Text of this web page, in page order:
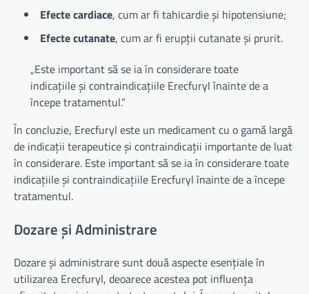
Efecte cardiace, cum ar fi tahicardie și hipotensiune;
Efecte cutanate, cum ar fi erupții cutanate și prurit.
„Este important să se ia în considerare toate
indicațiile și contraindicațiile Erecfuryl înainte de a
începe tratamentul.”
În concluzie, Erecfuryl este un medicament cu o gamă largă
de indicații terapeutice și contraindicații importante de luat
în considerare. Este important să se ia în considerare toate
indicațiile și contraindicațiile Erecfuryl înainte de a începe
tratamentul.
Dozare și Administrare
Dozare și administrare sunt două aspecte esențiale în
utilizarea Erecfuryl, deoarece acestea pot influența